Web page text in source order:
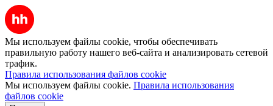
Мы используем файлы cookie, чтобы обеспечивать
правильную работу нашего веб-сайта и анализировать сетевой
трафик.
Правила использования файлов cookie
Мы используем файлы cookie. Правила использования
файлов cookie